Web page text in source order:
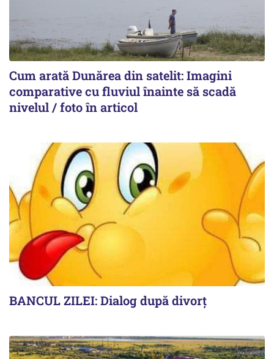
Cum arată Dunărea din satelit: Imagini
comparative cu fluviul înainte să scadă
nivelul / foto în articol
BANCUL ZILEI: Dialog după divorț